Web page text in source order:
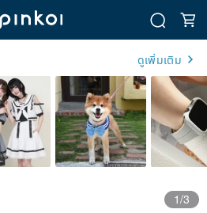
ดูเพิ่มเติม
1/3